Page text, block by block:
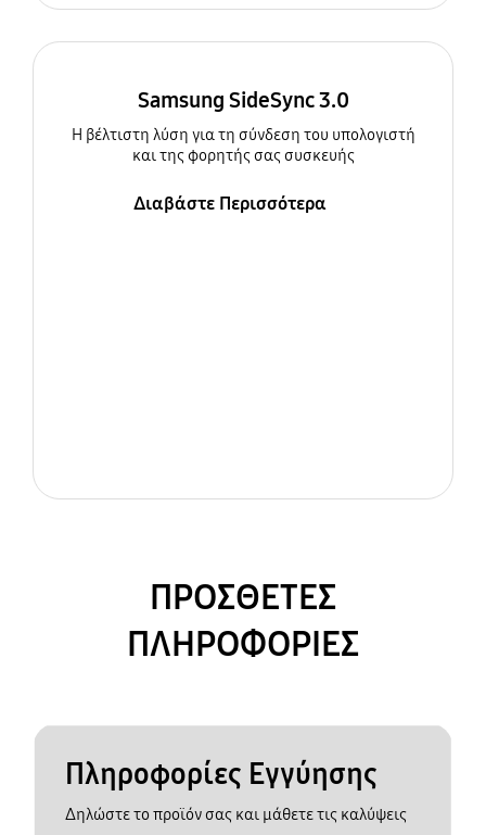
Samsung SideSync 3.0
Η βέλτιστη λύση για τη σύνδεση του υπολογιστή
και της φορητής σας συσκευής
Διαβάστε Περισσότερα
ΠΡΟΣΘΕΤΕΣ
ΠΛΗΡΟΦΟΡΙΕΣ
Πληροφορίες Εγγύησης
Δηλώστε το προϊόν σας και μάθετε τις καλύψεις